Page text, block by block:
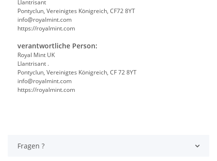
Llantrisant
Pontyclun, Vereinigtes Königreich, CF72 8YT
info@royalmint.com
https://royalmint.com
verantwortliche Person:
Royal Mint UK
Llantrisant .
Pontyclun, Vereinigtes Königreich, CF 72 8YT
info@royalmint.com
https://royalmint.com
Fragen ?